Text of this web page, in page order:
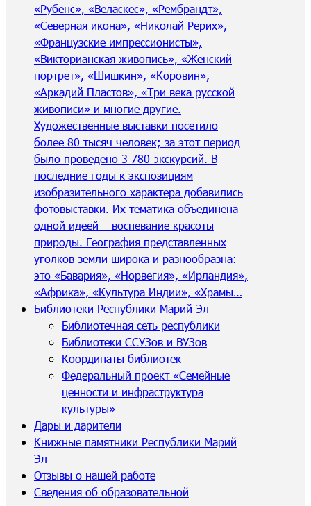
«Рубенс», «Веласкес», «Рембрандт»,
«Северная икона», «Николай Рерих»,
«Французские импрессионисты»,
«Викторианская живопись», «Женский
портрет», «Шишкин», «Коровин»,
«Аркадий Пластов», «Три века русской
живописи» и многие другие.
Художественные выставки посетило
более 80 тысяч человек; за этот период
было проведено 3 780 экскурсий. В
последние годы к экспозициям
изобразительного характера добавились
фотовыставки. Их тематика объединена
одной идеей – воспевание красоты
природы. География представленных
уголков земли широка и разнообразна:
это «Бавария», «Норвегия», «Ирландия»,
«Африка», «Культура Индии», «Храмы…
Библиотеки Республики Марий Эл
Библиотечная сеть республики
Библиотеки ССУЗов и ВУЗов
Координаты библиотек
Федеральный проект «Семейные
ценности и инфраструктура
культуры»
Дары и дарители
Книжные памятники Республики Марий
Эл
Отзывы о нашей работе
Сведения об образовательной